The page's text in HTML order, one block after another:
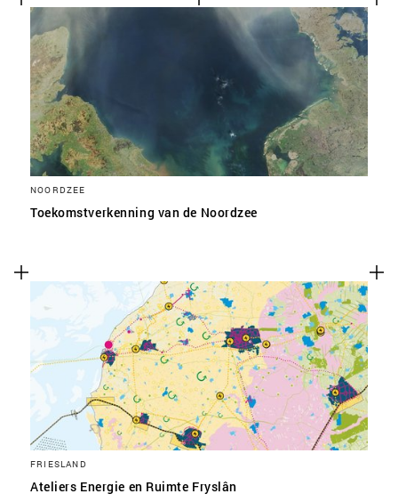
NOORDZEE
Toekomstverkenning van de Noordzee
FRIESLAND
Ateliers Energie en Ruimte Fryslân